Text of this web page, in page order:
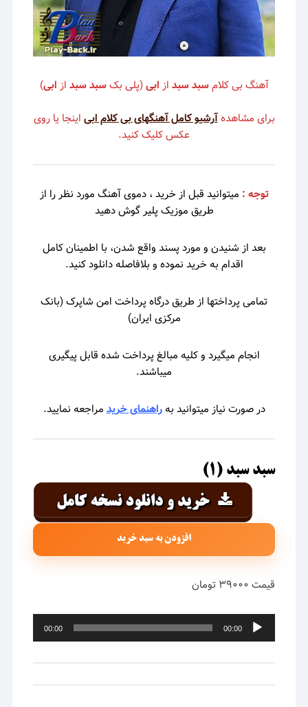
آهنگ بی کلامسبد سبد از ابی(پلی بکسبد سبد از ابی)
برای مشاهدهآرشیو کامل آهنگهای بی کلام ابی اینجا یا روی
عکس کلیک کنید.
توجه : میتوانید قبل از خرید ، دمویآهنگ مورد نظر را از
طریق موزیک پلیر گوش دهید
بعد از شنیدن و مورد پسند واقع شدن، با اطمینان کامل
اقدام به خرید نموده و بلافاصله دانلود کنید.
تمامی پرداختها از طریق درگاه پرداخت امن شاپرک (بانک
مرکزی ایران)
انجام میگیرد و کلیه مبالغ پرداخت شده قابل پیگیری
میباشند.
در صورت نیاز میتوانید به راهنمای خریدمراجعه نمایید.
سبد سبد (۱)
افزودن به سبد خرید
قیمت ۳۹۰۰۰ تومان
پخش‌کننده
صوت
00:00
00:00